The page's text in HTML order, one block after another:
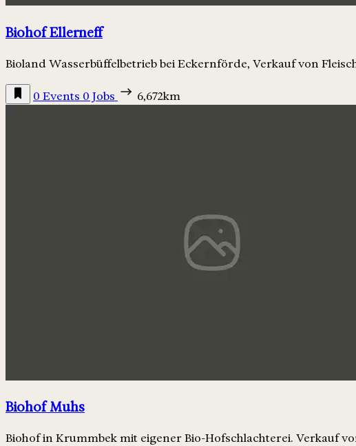
Biohof Ellerneff
Bioland Wasserbüffelbetrieb bei Eckernförde, Verkauf von
0 Events 0 Jobs 6,672km
Biohof Muhs
Biohof in Krummbek mit eigener Bio-Hofschlachterei. Verkauf